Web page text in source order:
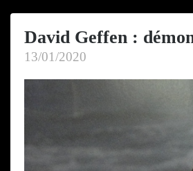
David Geffen :
13/01/2020